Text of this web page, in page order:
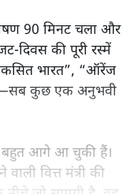
90 मिनट चला और
की पूरी रस्में
भारत”, “ऑरेंज
कुछ एक अनुभवी
बहुत आगे आ चुकी हैं।
वित्त मंत्री की